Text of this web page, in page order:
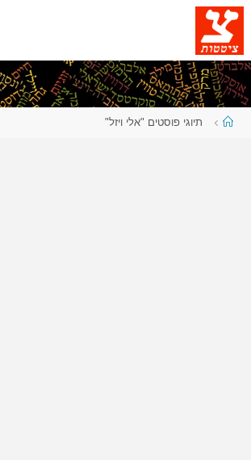
דלגו
לתוכן
עמודתיוגי פוסטים "אלי ויזל"